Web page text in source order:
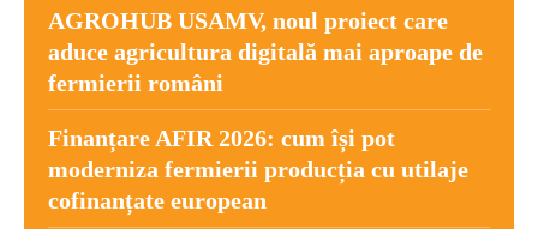
AGROHUB USAMV, noul proiect care
aduce agricultura digitală mai aproape de
fermierii români
Finanțare AFIR 2026: cum își pot
moderniza fermierii producția cu utilaje
cofinanțate european